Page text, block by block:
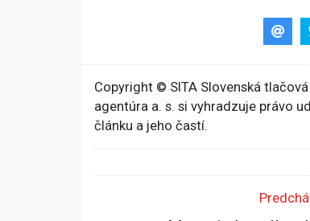
Copyright © SITA Slovenská
agentúra a. s. si vyhradzuje právo
článku a jeho častí.